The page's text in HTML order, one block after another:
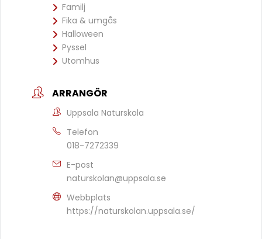
Familj
Fika & umgås
Halloween
Pyssel
Utomhus
ARRANGÖR
Uppsala Naturskola
Telefon
018-7272339
E-post
naturskolan@uppsala.se
Webbplats
https://naturskolan.uppsala.se/